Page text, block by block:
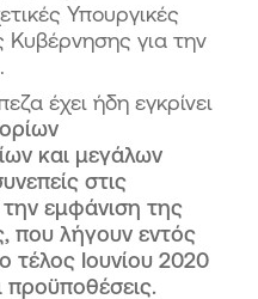
Υπουργικές
Κυβέρνησης για την
έχει ήδη εγκρίνει
και μεγάλων
στις
εμφάνιση της
που λήγουν εντός
τέλος Ιουνίου 2020
προϋποθέσεις.